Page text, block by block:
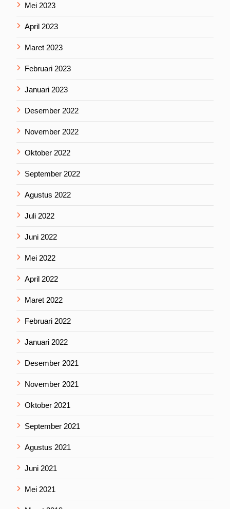
Mei 2023
April 2023
Maret 2023
Februari 2023
Januari 2023
Desember 2022
November 2022
Oktober 2022
September 2022
Agustus 2022
Juli 2022
Juni 2022
Mei 2022
April 2022
Maret 2022
Februari 2022
Januari 2022
Desember 2021
November 2021
Oktober 2021
September 2021
Agustus 2021
Juni 2021
Mei 2021